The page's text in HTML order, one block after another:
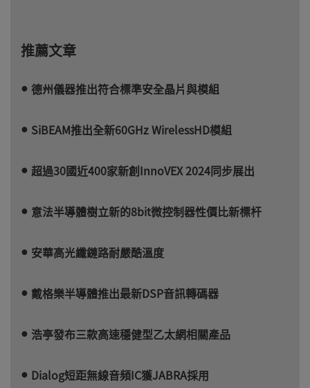
推薦文章
德州儀器推出符合標準安全晶片與模組
SiBEAM推出全新60GHz WirelessHD模組
超過30國近400家新創InnoVEX 2024同步展出
意法半導體樹立新的8bit微控制器性價比新標杆
安華高光纖鏈路耐嚴酷溫度
戴格樂半導體推出最新DSP音訊轉碼器
浩亭發布三款高速穩健型乙太網相關產品
Dialog短距無線音頻IC獲JABRA採用